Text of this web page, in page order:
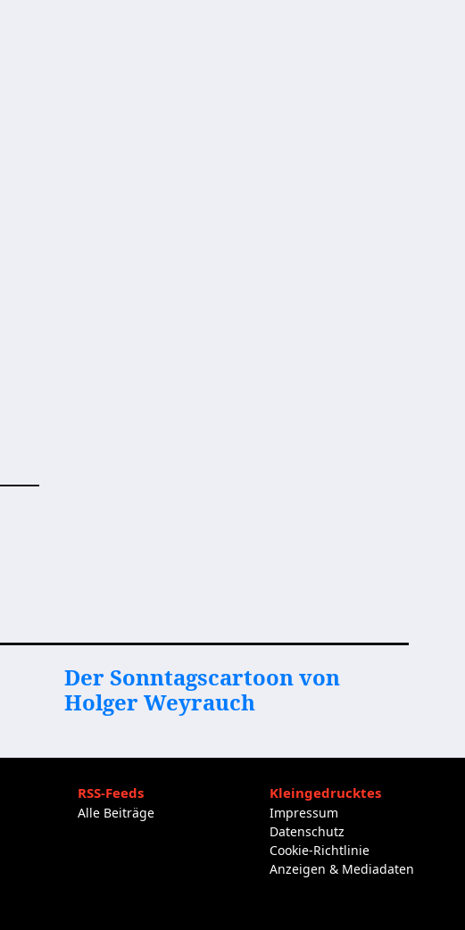
Der Sonntagscartoon von
Holger Weyrauch
RSS-Feeds
Alle Beiträge
Kleingedrucktes
Impressum
Datenschutz
Cookie-Richtlinie
Anzeigen & Mediadaten